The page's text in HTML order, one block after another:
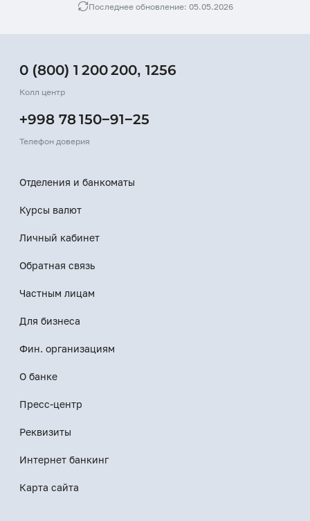
Последнее обновление: 05.05.2026
0 (800) 1 200 200, 1256
Колл центр
+998 78 150−91−25
Телефон доверия
Отделения и банкоматы
Курсы валют
Личный кабинет
Обратная связь
Частным лицам
Для бизнеса
Фин. организациям
О банке
Пресс-центр
Реквизиты
Интернет банкинг
Карта сайта